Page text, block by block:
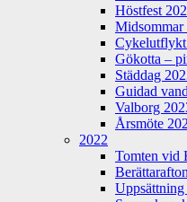
Höstfest
Midsommar
Gökotta –
Städdag
Guidad
Valborg
Årsmöte
2022
Tomten vid